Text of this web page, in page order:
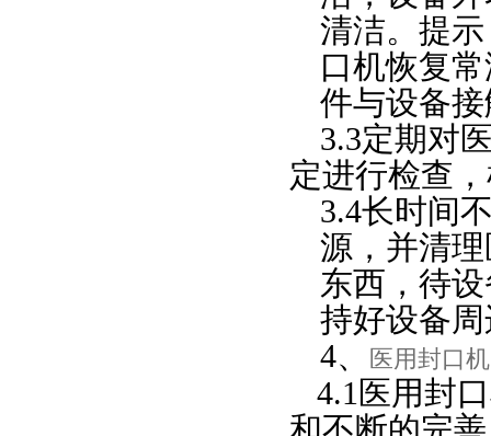
清洁。提
口机恢复
件与设备
3.3定期对
定进行检查
3.4长时间
源，并清
东西，待
持好设备
4、
医用封口机
4.1医用封